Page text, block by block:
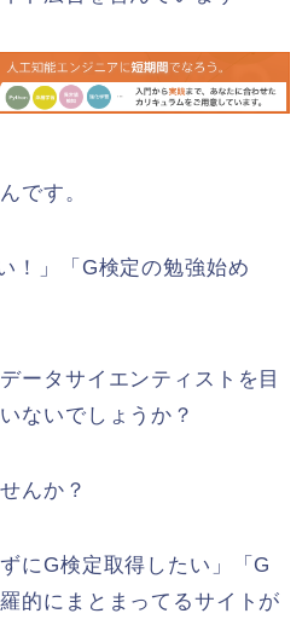
です。
！」「G検定の勉強始め
ータサイエンティストを目
ないでしょうか？
んか？
にG検定取得したい」「G
的にまとまってるサイトが